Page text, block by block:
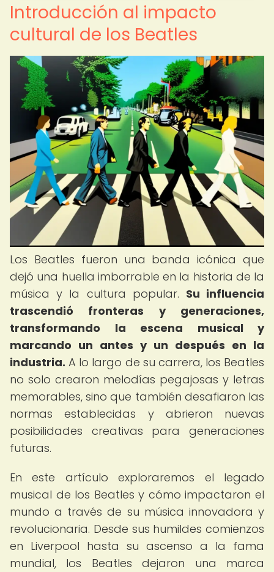
Introducción al impacto
cultural de los Beatles
Los Beatles fueron una banda icónica que
dejó una huella imborrable en la historia de la
música y la cultura popular. Su influencia
trascendió fronteras y generaciones,
transformando la escena musical y
marcando un antes y un después en la
industria. A lo largo de su carrera, los Beatles
no solo crearon melodías pegajosas y letras
memorables, sino que también desafiaron las
normas establecidas y abrieron nuevas
posibilidades creativas para generaciones
futuras.
En este artículo exploraremos el legado
musical de los Beatles y cómo impactaron el
mundo a través de su música innovadora y
revolucionaria. Desde sus humildes comienzos
en Liverpool hasta su ascenso a la fama
mundial, los Beatles dejaron una marca